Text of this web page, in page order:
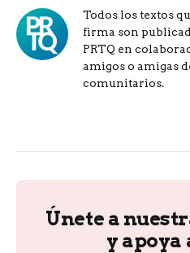
Todos los textos
firma son
PRTQ en
amigos o amigas
comunitarios.
Únete a
y apoya